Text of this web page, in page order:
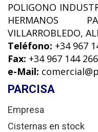
POLIGONO
HERMANOS
VILLARROBLEDO,
Teléfono: +34 967
Fax: +34 967 144 266
e-Mail:
PARCISA
Empresa
Cisternas en stock